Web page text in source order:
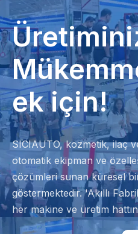
ek için!
SICIAUTO, kozmetik, ilaç
otomatik ekipman ve
çözümleri sunan küresel
göstermektedir. 'Akıllı
her makine ve üretim